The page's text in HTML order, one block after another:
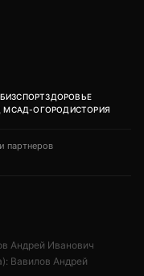
СПОРТЗДОРОВЬЕ
МСАД-ОГОРОДИСТОРИЯ
партнеров
Андрей Иванович
Вавилов Андрей